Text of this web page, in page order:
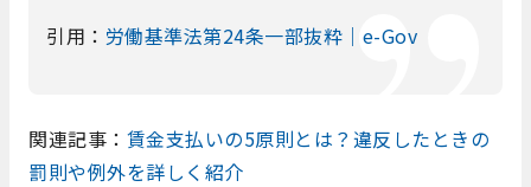
引用： 労働基準法第24条一部抜粋｜e-Gov
関連記事： 賃金支払いの5原則とは？違反したときの
罰則や例外を詳しく紹介